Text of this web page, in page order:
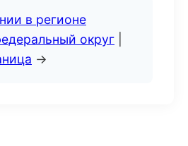
в регионе
округ
→